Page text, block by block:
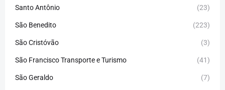
Santo Antônio (23)
São Benedito (223)
São Cristóvão (3)
São Francisco Transporte e Turismo (41)
São Geraldo (7)